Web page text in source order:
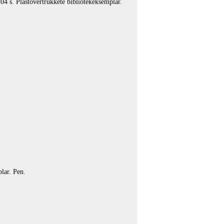
s. Plastovertrukkete bibliotekeksemplar.
Pen.